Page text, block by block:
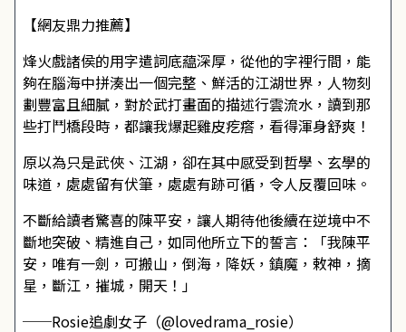
【網友鼎力推薦】
烽火戲諸侯的用字遣詞底藴深厚，從他的字裡行間，能
夠在腦海中拼湊出一個完整、鮮活的江湖世界，人物刻
劃豐富且細膩，對於武打畫面的描述行雲流水，讀到那
些打鬥橋段時，都讓我爆起雞皮疙瘩，看得渾身舒爽！
原以為只是武俠、江湖，卻在其中感受到哲學、玄學的
味道，處處留有伏筆，處處有跡可循，令人反覆回味。
不斷給讀者驚喜的陳平安，讓人期待他後續在逆境中不
斷地突破、精進自己，如同他所立下的誓言：「我陳平
安，唯有一劍，可搬山，倒海，降妖，鎮魔，敕神，摘
星，斷江，摧城，開天！」
──Rosie追劇女子（@lovedrama_rosie）